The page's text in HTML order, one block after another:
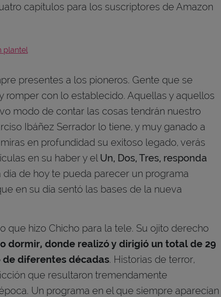
capítulos para los suscriptores de Amazon
plantel
presentes a los pioneros. Gente que se
romper con lo establecido. Aquellas y aquellos
modo de contar las cosas tendrán nuestro
Ibáñez Serrador lo tiene, y muy ganado a
en profundidad su exitoso legado, verás
en su haber y el Un, Dos, Tres, responda
día de hoy te pueda parecer un programa
en su día sentó las bases de la nueva
que hizo Chicho para la tele. Su ojito derecho
dormir, donde realizó y dirigió un total de 29
diferentes décadas. Historias de terror,
que resultaron tremendamente
Un programa en el que siempre aparecían